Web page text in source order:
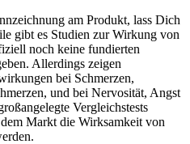
am Produkt, lass Dich
gibt es Studien zur Wirkung von
noch keine fundierten
Allerdings zeigen
bei Schmerzen,
und bei Nervosität, Angst
Vergleichstests
Markt die Wirksamkeit von